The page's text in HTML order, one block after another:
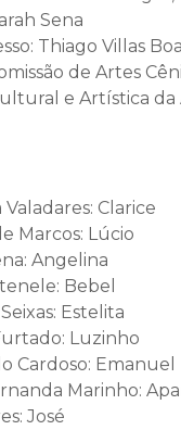
Sena
Thiago Villas
de Artes
e Artística da
Clarice
Marcos: Lúcio
Angelina
Bebel
Estelita
Luzinho
Cardoso: Emanuel
Marinho:
José